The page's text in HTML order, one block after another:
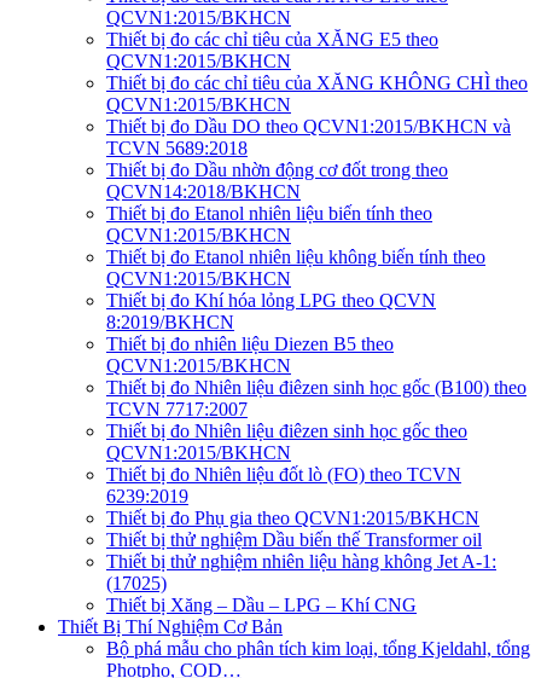
QCVN1:2015/BKHCN
Thiết bị đo các chỉ tiêu của XĂNG E5 theo
QCVN1:2015/BKHCN
Thiết bị đo các chỉ tiêu của XĂNG KHÔNG CHÌ theo
QCVN1:2015/BKHCN
Thiết bị đo Dầu DO theo QCVN1:2015/BKHCN và
TCVN 5689:2018
Thiết bị đo Dầu nhờn động cơ đốt trong theo
QCVN14:2018/BKHCN
Thiết bị đo Etanol nhiên liệu biến tính theo
QCVN1:2015/BKHCN
Thiết bị đo Etanol nhiên liệu không biến tính theo
QCVN1:2015/BKHCN
Thiết bị đo Khí hóa lỏng LPG theo QCVN
8:2019/BKHCN
Thiết bị đo nhiên liệu Diezen B5 theo
QCVN1:2015/BKHCN
Thiết bị đo Nhiên liệu điêzen sinh học gốc (B100) theo
TCVN 7717:2007
Thiết bị đo Nhiên liệu điêzen sinh học gốc theo
QCVN1:2015/BKHCN
Thiết bị đo Nhiên liệu đốt lò (FO) theo TCVN
6239:2019
Thiết bị đo Phụ gia theo QCVN1:2015/BKHCN
Thiết bị thử nghiệm Dầu biến thế Transformer oil
Thiết bị thử nghiệm nhiên liệu hàng không Jet A-1:
(17025)
Thiết bị Xăng – Dầu – LPG – Khí CNG
Thiết Bị Thí Nghiệm Cơ Bản
Bộ phá mẫu cho phân tích kim loại, tổng Kjeldahl, tổng
Photpho, COD…